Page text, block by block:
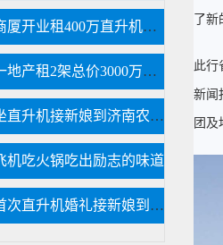
了新
此行
新闻
团及
山东威海商厦开业租400万直升机庆典舞狮子锣鼓喧天“年味”十足
河南濮阳一地产租2架总价3000万直升机空中看房
山东小伙坐直升机接新娘到济南农村老家
机吃火锅吃出励志的味道
山东滨州首次直升机婚礼接新娘到淄博中式直升机婚礼亮相